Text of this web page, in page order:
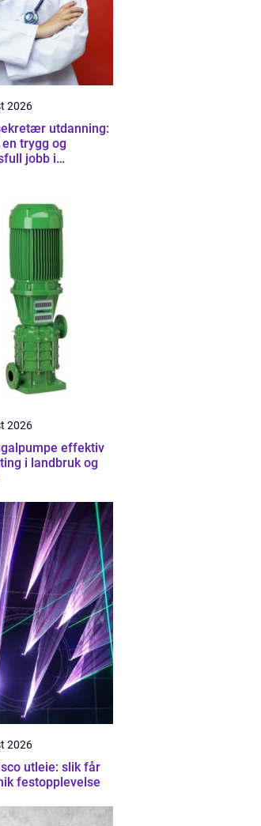
2026
utdanning:
trygg og
jobb i
2026
effektiv
i landbruk og
2026
utleie: slik får
festopplevelse